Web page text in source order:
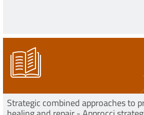
Strategic combined approaches to